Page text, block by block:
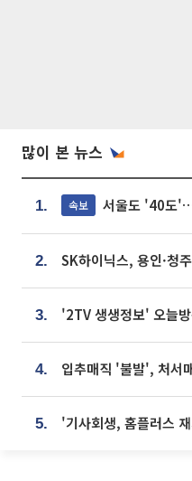
많이 본 뉴스
1. 속보 서울도 '40도
2.
3.
4. 입추매직 '불발', 처서
5. '기사회생, 홈플러스